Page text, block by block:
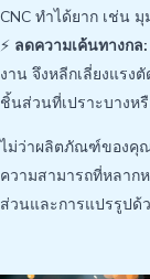
CNC ทำได้ยาก เช่น
⚡ ลดความเค้นทางกล:
งาน จึงหลีกเลี่ยงแรง
ชิ้นส่วนที่เปราะบางห
ไม่ว่าผลิตภัณฑ์ของคุณ
ความสามารถที่หลาก
ส่วนและการแปรรูปด้